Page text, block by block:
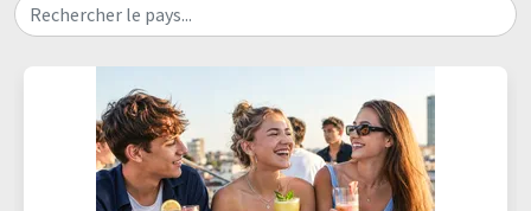
Rechercher le pays...